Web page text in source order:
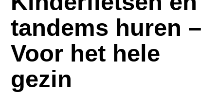
tandems huren –
Voor het hele
gezin